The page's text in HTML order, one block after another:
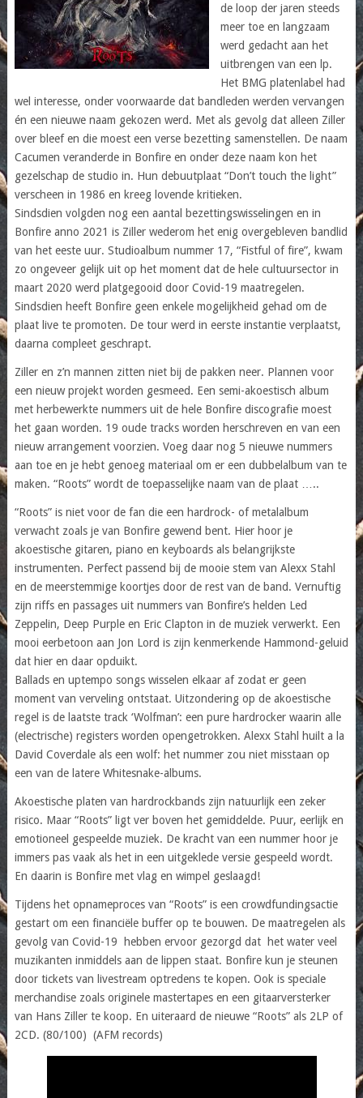
de loop der jaren steeds
meer toe en langzaam
werd gedacht aan het
uitbrengen van een lp.
Het BMG platenlabel had
wel interesse, onder voorwaarde dat bandleden werden vervangen
én een nieuwe naam gekozen werd. Met als gevolg dat alleen Ziller
over bleef en die moest een verse bezetting samenstellen. De naam
Cacumen veranderde in Bonfire en onder deze naam kon het
gezelschap de studio in. Hun debuutplaat “Don’t touch the light”
verscheen in 1986 en kreeg lovende kritieken.
Sindsdien volgden nog een aantal bezettingswisselingen en in
Bonfire anno 2021 is Ziller wederom het enig overgebleven bandlid
van het eeste uur. Studioalbum nummer 17, “Fistful of fire”, kwam
zo ongeveer gelijk uit op het moment dat de hele cultuursector in
maart 2020 werd platgegooid door Covid-19 maatregelen.
Sindsdien heeft Bonfire geen enkele mogelijkheid gehad om de
plaat live te promoten. De tour werd in eerste instantie verplaatst,
daarna compleet geschrapt.
Ziller en z’n mannen zitten niet bij de pakken neer. Plannen voor
een nieuw projekt worden gesmeed. Een semi-akoestisch album
met herbewerkte nummers uit de hele Bonfire discografie moest
het gaan worden. 19 oude tracks worden herschreven en van een
nieuw arrangement voorzien. Voeg daar nog 5 nieuwe nummers
aan toe en je hebt genoeg materiaal om er een dubbelalbum van te
maken. “Roots” wordt de toepasselijke naam van de plaat …..
“Roots” is niet voor de fan die een hardrock- of metalalbum
verwacht zoals je van Bonfire gewend bent. Hier hoor je
akoestische gitaren, piano en keyboards als belangrijkste
instrumenten. Perfect passend bij de mooie stem van Alexx Stahl
en de meerstemmige koortjes door de rest van de band. Vernuftig
zijn riffs en passages uit nummers van Bonfire’s helden Led
Zeppelin, Deep Purple en Eric Clapton in de muziek verwerkt. Een
mooi eerbetoon aan Jon Lord is zijn kenmerkende Hammond-geluid
dat hier en daar opduikt.
Ballads en uptempo songs wisselen elkaar af zodat er geen
moment van verveling ontstaat. Uitzondering op de akoestische
regel is de laatste track ‘Wolfman’: een pure hardrocker waarin alle
(electrische) registers worden opengetrokken. Alexx Stahl huilt a la
David Coverdale als een wolf: het nummer zou niet misstaan op
een van de latere Whitesnake-albums.
Akoestische platen van hardrockbands zijn natuurlijk een zeker
risico. Maar “Roots” ligt ver boven het gemiddelde. Puur, eerlijk en
emotioneel gespeelde muziek. De kracht van een nummer hoor je
immers pas vaak als het in een uitgeklede versie gespeeld wordt.
En daarin is Bonfire met vlag en wimpel geslaagd!
Tijdens het opnameproces van “Roots” is een crowdfundingsactie
gestart om een financiële buffer op te bouwen. De maatregelen als
gevolg van Covid-19 hebben ervoor gezorgd dat het water veel
muzikanten inmiddels aan de lippen staat. Bonfire kun je steunen
door tickets van livestream optredens te kopen. Ook is speciale
merchandise zoals originele mastertapes en een gitaarversterker
van Hans Ziller te koop. En uiteraard de nieuwe “Roots” als 2LP of
2CD. (80/100) (AFM records)